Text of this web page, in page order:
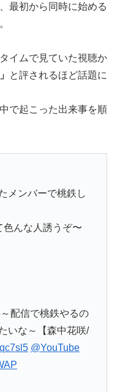
最初から同時に始める
イムで見ていた視聴か
と評されるほど話題に
で起こった出来事を順
メンバーで桃鉄し
んな人誘うぞ〜
配信で桃鉄やるの
いな～【森中花咲/
@YouTube